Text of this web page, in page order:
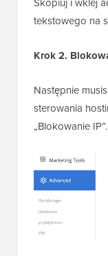
edytorze tekstu,
uzyskać
Skopiuj i wklej
tekstowego na
Krok 2.